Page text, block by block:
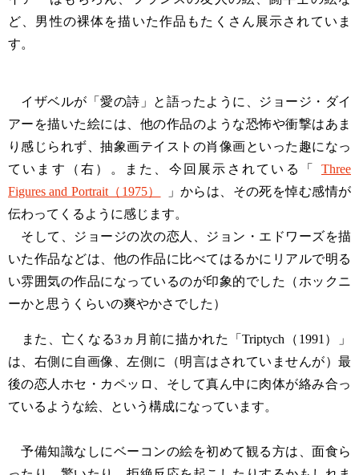
ど、男性の裸体を描いた作品もたくさん展示されていま
す。
イザベルが「愛の詩」と語ったように、ジョージ・ダイ
アーを描いた絵には、他の作品のような恐怖や衝撃はあま
り感じられず、抽象画テイストの肖像画といった趣になっ
ています（右）。また、今回展示されている「
Three
Figures and Portrait（1975）
」からは、その死を悼む感情が
伝わってくるように感じます。
そして、ジョージの次の恋人、ジョン・エドワーズを描
いた作品などは、他の作品に比べてはるかにリアルで明る
い雰囲気の作品になっているのが印象的でした（ホックニ
ーかと思うくらいの爽やかさでした）
また、亡くなる3ヵ月前に描かれた「Triptych（1991）」
は、右側に自画像、左側に（明言はされていませんが）最
後の恋人ホセ・カペッロ、そして真ん中に肉体が絡み合っ
ているような絵、という構成になっています。
予備知識なしにベーコンの絵を初めて観る方は、面食ら